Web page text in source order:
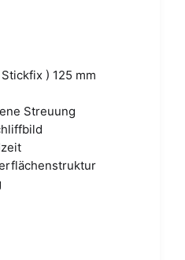
) 125 mm
Streuung